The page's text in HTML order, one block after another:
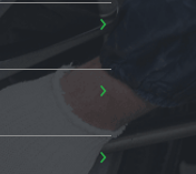
›
›
›